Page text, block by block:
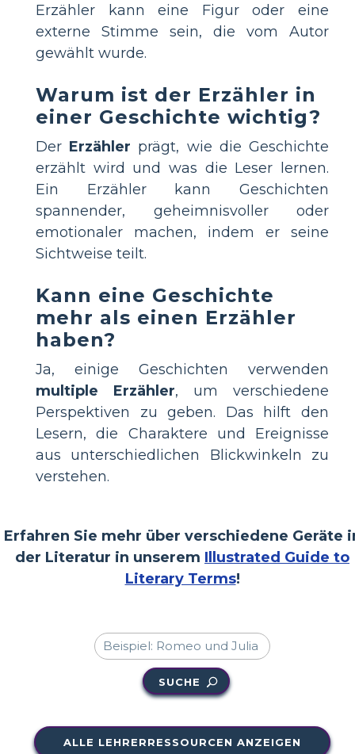
Erzähler kann eine Figur oder eine
externe Stimme sein, die vom Autor
gewählt wurde.
Warum ist der Erzähler in
einer Geschichte wichtig?
Der Erzähler prägt, wie die Geschichte
erzählt wird und was die Leser lernen.
Ein Erzähler kann Geschichten
spannender, geheimnisvoller oder
emotionaler machen, indem er seine
Sichtweise teilt.
Kann eine Geschichte
mehr als einen Erzähler
haben?
Ja, einige Geschichten verwenden
multiple Erzähler, um verschiedene
Perspektiven zu geben. Das hilft den
Lesern, die Charaktere und Ereignisse
aus unterschiedlichen Blickwinkeln zu
verstehen.
Erfahren Sie mehr über verschiedene Geräte
der Literatur in unserem Illustrated Guide to
Literary Terms!
SUCHE
ALLE LEHRERRESSOURCEN ANZEIGEN